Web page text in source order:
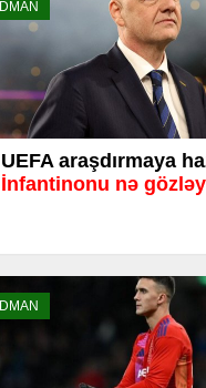
İDMAN
UEFA araşdırmaya
İnfantinonu nə
İDMAN